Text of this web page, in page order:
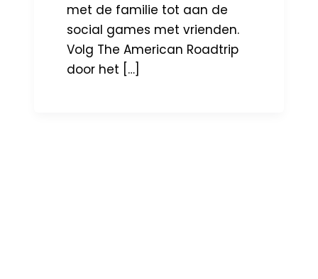
met de familie tot aan de
social games met vrienden.
Volg The American Roadtrip
door het […]